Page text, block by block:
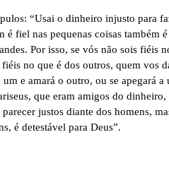
“Usai o dinheiro injusto para
é fiel nas pequenas coisas também
Por isso, se vós não sois fiéis
no que é dos outros, quem vos
e amará o outro, ou se apegará
que eram amigos do
justos diante dos homens,
é detestável para Deus”.